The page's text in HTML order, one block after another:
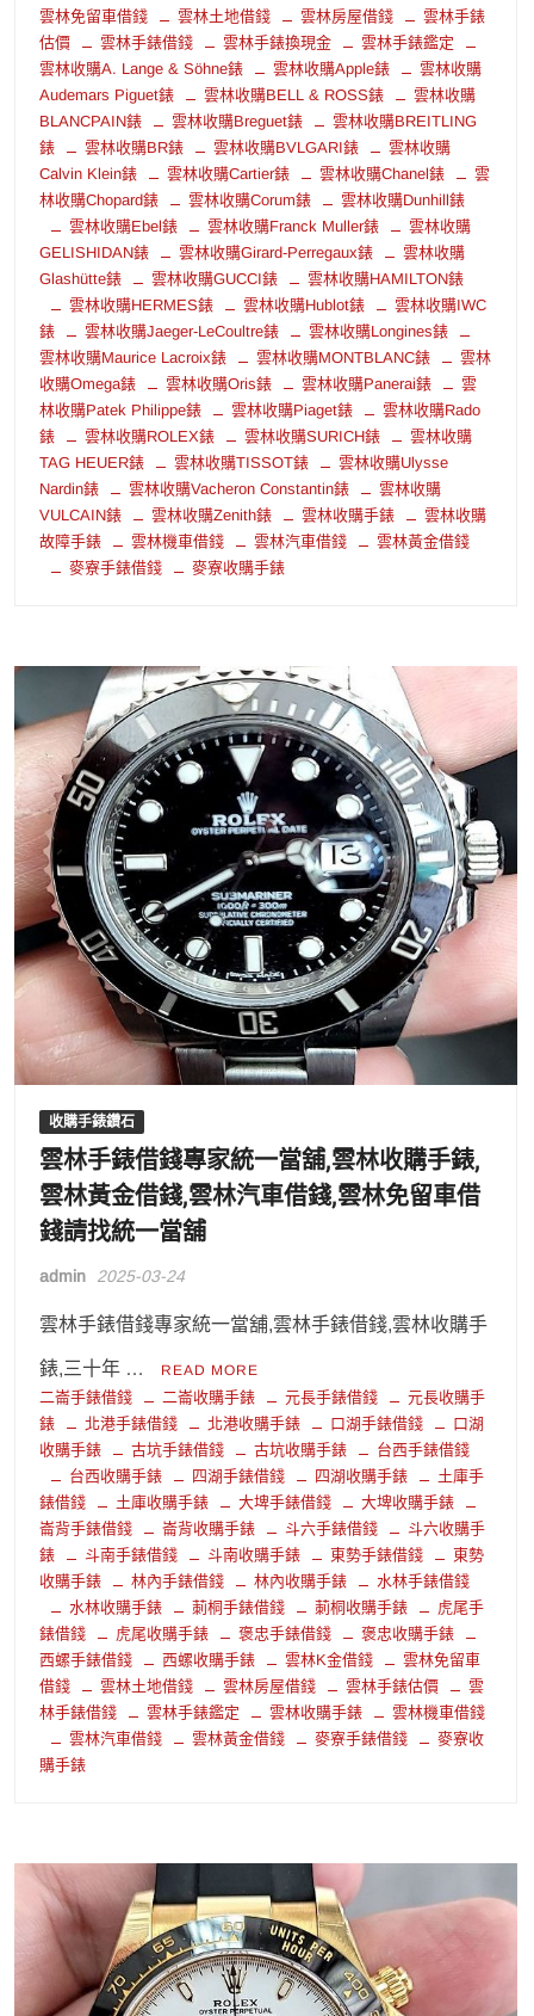
雲林免留車借錢 雲林土地借錢 雲林房屋借錢
雲林手錶
估價
雲林手錶借錢 雲林手錶換現金
雲林手錶鑑定
雲林收購A. Lange & Söhne錶
雲林收購Apple錶
雲林收購
Audemars Piguet錶
雲林收購BELL & ROSS錶
雲林收購
BLANCPAIN錶
雲林收購Breguet錶
雲林收購BREITLING
錶
雲林收購BR錶 雲林收購BVLGARI錶
雲林收購
Calvin Klein錶
雲林收購Cartier錶 雲林收購Chanel錶
雲
林收購Chopard錶
雲林收購Corum錶
雲林收購Dunhill錶
雲林收購Ebel錶
雲林收購Franck Muller錶
雲林收購
GELISHIDAN錶
雲林收購Girard-Perregaux錶
雲林收購
Glashütte錶
雲林收購GUCCI錶
雲林收購HAMILTON錶
雲林收購HERMES錶
雲林收購Hublot錶
雲林收購IWC
錶
雲林收購Jaeger-LeCoultre錶
雲林收購Longines錶
雲林收購Maurice Lacroix錶
雲林收購MONTBLANC錶
雲林
收購Omega錶
雲林收購Oris錶 雲林收購Panerai錶
雲
林收購Patek Philippe錶
雲林收購Piaget錶
雲林收購Rado
錶
雲林收購ROLEX錶 雲林收購SURICH錶
雲林收購
TAG HEUER錶
雲林收購TISSOT錶
雲林收購Ulysse
Nardin錶
雲林收購Vacheron Constantin錶
雲林收購
VULCAIN錶
雲林收購Zenith錶 雲林收購手錶
雲林收購
故障手錶
雲林機車借錢 雲林汽車借錢
雲林黃金借錢
麥寮手錶借錢
麥寮收購手錶
收購手錶鑽石
雲林手錶借錢專家統一當舖,雲林收購手錶,
雲林黃金借錢,雲林汽車借錢,雲林免留車借
錢請找統一當舖
admin 2025-03-24
雲林手錶借錢專家統一當舖,雲林手錶借錢,雲林收購手
錶,三十年 … READ MORE
二崙手錶借錢 二崙收購手錶 元長手錶借錢
元長收購手
錶
北港手錶借錢 北港收購手錶 口湖手錶借錢
口湖
收購手錶
古坑手錶借錢 古坑收購手錶
台西手錶借錢
台西收購手錶
四湖手錶借錢 四湖收購手錶
土庫手
錶借錢
土庫收購手錶 大埤手錶借錢
大埤收購手錶
崙背手錶借錢
崙背收購手錶 斗六手錶借錢
斗六收購手
錶
斗南手錶借錢 斗南收購手錶 東勢手錶借錢
東勢
收購手錶
林內手錶借錢 林內收購手錶
水林手錶借錢
水林收購手錶
莿桐手錶借錢 莿桐收購手錶
虎尾手
錶借錢
虎尾收購手錶 褒忠手錶借錢
褒忠收購手錶
西螺手錶借錢
西螺收購手錶 雲林K金借錢
雲林免留車
借錢
雲林土地借錢 雲林房屋借錢 雲林手錶估價
雲
林手錶借錢
雲林手錶鑑定 雲林收購手錶
雲林機車借錢
雲林汽車借錢
雲林黃金借錢 麥寮手錶借錢
麥寮收
購手錶